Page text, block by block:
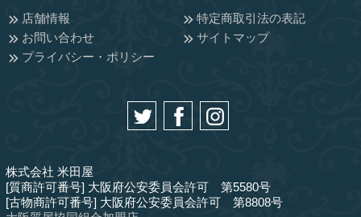
店舗情報
特定商取引法の表記
お問い合わせ
サイトマップ
プライバシー・ポリシー
株式会社 米田屋
[質商許可番号] 大阪府公安委員会許可 第5580号
[古物商許可番号] 大阪府公安委員会許可 第8808号